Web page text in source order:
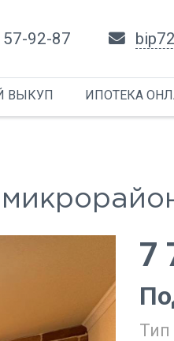
92-87
ВЫКУП ИПОТЕКА
7